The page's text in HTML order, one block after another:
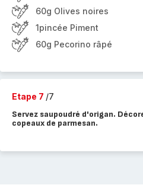
60g Olives noires
1pincée Piment
60g Pecorino râpé
Etape 7 /7
Servez saupoudré d'origan.
copeaux de parmesan.